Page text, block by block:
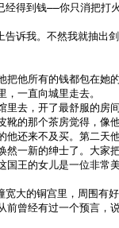
得到钱——你只消把打
诉我。不然我就抽出
他所有的钱都包在她
一直向城里走去。
去，开了最舒服的房
靴的那个茶房觉得，像
他还来不及买。第二天
然一新的绅士了。大家
国王的女儿是一位非常
大的铜宫里，周围有
前曾经有过一个预言，